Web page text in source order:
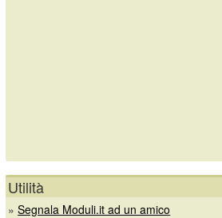
Utilità
»Segnala Moduli.it ad un amico